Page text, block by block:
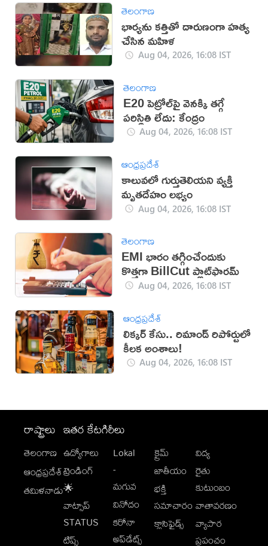
తెలంగాణ
భార్యను కత్తితో దారుణంగా హత్య
చేసిన మహిళ
Aug 04, 2026, 16:08 IST
తెలంగాణ
E20 పెట్రోల్‌పై వెనక్కి తగ్గే
పరిస్థితి లేదు: కేంద్రం
Aug 04, 2026, 16:08 IST
ఆంధ్రప్రదేశ్
కాలువలో గుర్తుతెలియని వ్యక్తి
మృతదేహం లభ్యం
Aug 04, 2026, 16:08 IST
తెలంగాణ
EMI భారం తగ్గించేందుకు
కొత్తగా BillCut ప్లాట్‌ఫారమ్
Aug 04, 2026, 16:08 IST
ఆంధ్రప్రదేశ్
లిక్కర్ కేసు.. రిమాండ్​ రిపోర్టులో
కీలక అంశాలు!
Aug 04, 2026, 16:08 IST
రాష్ట్రాలు
తెలంగాణ
ఆంధ్రప్రదేశ్
తమిళనాడు
ఇతర కేటగిరీలు
ఉద్యోగాలు
ట్రెండింగ్
🌟
వాట్సాప్
STATUS
టిప్స్
Lokal
-
మగువ
వినోదం
కరోనా
అప్‌డేట్స్
క్రైమ్
జాతీయం
భక్తి
సమాచారం
క్లాసిఫైడ్స్
విద్య
రైతు
కుటుంబం
వాతావరణం
వ్యాపార
ప్రపంచం